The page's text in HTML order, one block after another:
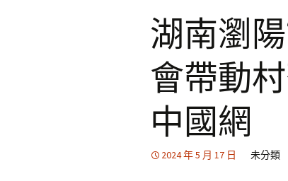
湖南瀏
會帶動
中國網
2024 年 5 月 17 日 未分類